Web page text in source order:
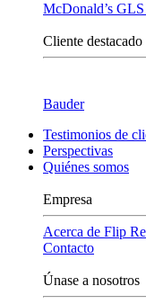
McDonald’s GLS
Cliente destacado
Bauder
Testimonios de
Perspectivas
Quiénes somos
Empresa
Acerca de Flip
Contacto
Únase a nosotros